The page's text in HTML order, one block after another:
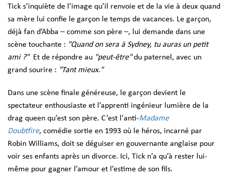
Tick s’inquiète de l’image qu’il renvoie et de la vie à deux quand
sa mère lui confie le garçon le temps de vacances. Le garçon,
déjà fan d’Abba – comme son père –, lui demande dans une
scène touchante : "Quand on sera à Sydney, tu auras un petit
ami ?" Et de répondre au "peut-être" du paternel, avec un
grand sourire : "Tant mieux. "
Dans une scène finale généreuse, le garçon devient le
spectateur enthousiaste et l’apprenti ingénieur lumière de la
drag queen qu’est son père. C’est l'anti-Madame
Doubtfire, comédie sortie en 1993 où le héros, incarné par
Robin Williams, doit se déguiser en gouvernante anglaise pour
voir ses enfants après un divorce. Ici, Tick n’a qu’à rester lui-
même pour gagner l’amour et l’estime de son fils.